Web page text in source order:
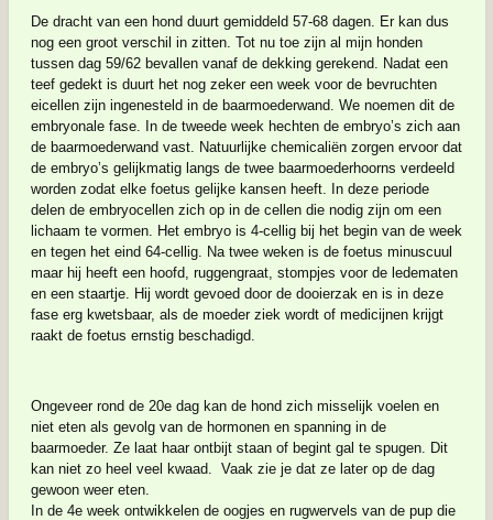
De dracht van een hond duurt gemiddeld 57-68 dagen. Er kan dus
nog een groot verschil in zitten. Tot nu toe zijn al mijn honden
tussen dag 59/62 bevallen vanaf de dekking gerekend. Nadat een
teef gedekt is duurt het nog zeker een week voor de bevruchten
eicellen zijn ingenesteld in de baarmoederwand. We noemen dit de
embryonale fase. In de tweede week hechten de embryo’s zich aan
de baarmoederwand vast. Natuurlijke chemicaliën zorgen ervoor dat
de embryo’s gelijkmatig langs de twee baarmoederhoorns verdeeld
worden zodat elke foetus gelijke kansen heeft. In deze periode
delen de embryocellen zich op in de cellen die nodig zijn om een
lichaam te vormen. Het embryo is 4-cellig bij het begin van de week
en tegen het eind 64-cellig. Na twee weken is de foetus minuscuul
maar hij heeft een hoofd, ruggengraat, stompjes voor de ledematen
en een staartje. Hij wordt gevoed door de dooierzak en is in deze
fase erg kwetsbaar, als de moeder ziek wordt of medicijnen krijgt
raakt de foetus ernstig beschadigd.
Ongeveer rond de 20e dag kan de hond zich misselijk voelen en
niet eten als gevolg van de hormonen en spanning in de
baarmoeder. Ze laat haar ontbijt staan of begint gal te spugen. Dit
kan niet zo heel veel kwaad. Vaak zie je dat ze later op de dag
gewoon weer eten.
In de 4e week ontwikkelen de oogjes en rugwervels van de pup die